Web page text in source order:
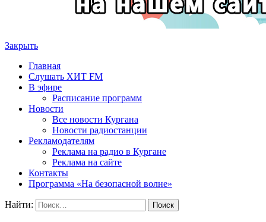
Закрыть
Главная
Слушать ХИТ FM
В эфире
Расписание программ
Новости
Все новости Кургана
Новости радиостанции
Рекламодателям
Реклама на радио в Кургане
Реклама на сайте
Контакты
Программа «На безопасной волне»
Найти: